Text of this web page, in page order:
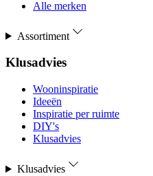
Alle merken
Assortiment
Klusadvies
Wooninspiratie
Ideeën
Inspiratie per ruimte
DIY's
Klusadvies
Klusadvies